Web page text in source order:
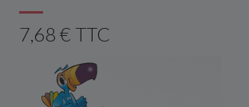
7,68 € TTC